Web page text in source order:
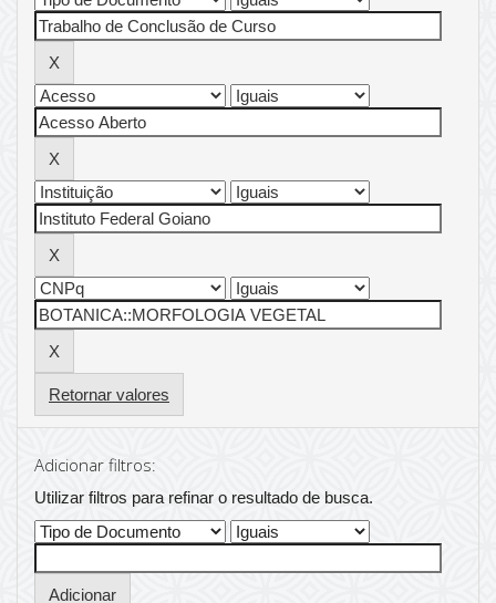
Retornar valores
Adicionar filtros:
Utilizar filtros para refinar o resultado de busca.